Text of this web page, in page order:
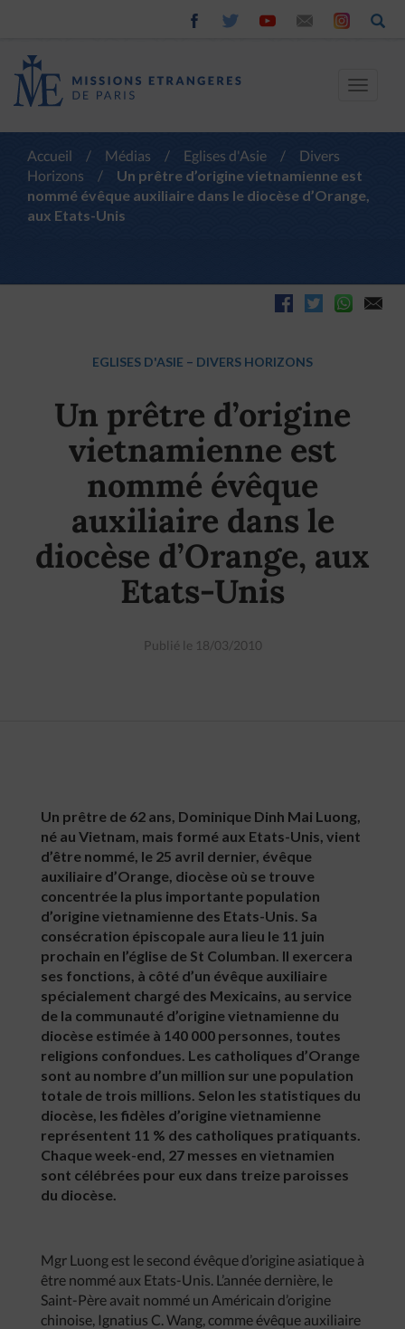
Toggle
Accueil / Médias / Eglises d'Asie /
Divers
Horizons
/
Un prêtre d’origine vietnamienne est
nommé évêque auxiliaire dans le diocèse d’Orange,
aux Etats-Unis
EGLISES D'ASIE – DIVERS HORIZONS
Un prêtre d’origine
vietnamienne est
nommé évêque
auxiliaire dans le
diocèse d’Orange, aux
Etats-Unis
Publié le 18/03/2010
Un prêtre de 62 ans, Dominique Dinh Mai Luong,
né au Vietnam, mais formé aux Etats-Unis, vient
d’être nommé, le 25 avril dernier, évêque
auxiliaire d’Orange, diocèse où se trouve
concentrée la plus importante population
d’origine vietnamienne des Etats-Unis. Sa
consécration épiscopale aura lieu le 11 juin
prochain en l’église de St Columban. Il exercera
ses fonctions, à côté d’un évêque auxiliaire
spécialement chargé des Mexicains, au service
de la communauté d’origine vietnamienne du
diocèse estimée à 140 000 personnes, toutes
religions confondues. Les catholiques d’Orange
sont au nombre d’un million sur une population
totale de trois millions. Selon les statistiques du
diocèse, les fidèles d’origine vietnamienne
représentent 11 % des catholiques pratiquants.
Chaque week-end, 27 messes en vietnamien
sont célébrées pour eux dans treize paroisses
du diocèse.
Mgr Luong est le second évêque d’origine asiatique à
être nommé aux Etats-Unis. L’année dernière, le
Saint-Père avait nommé un Américain d’origine
chinoise, Ignatius C. Wang, comme évêque auxiliaire